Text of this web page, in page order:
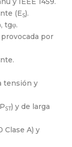
(ES).
tgφ.
por
tensión y
ST) y de larga
Clase A) y